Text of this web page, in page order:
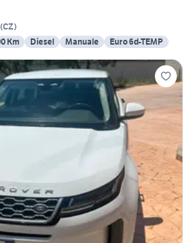
(CZ)
Km Diesel Manuale Euro 6d-TEMP